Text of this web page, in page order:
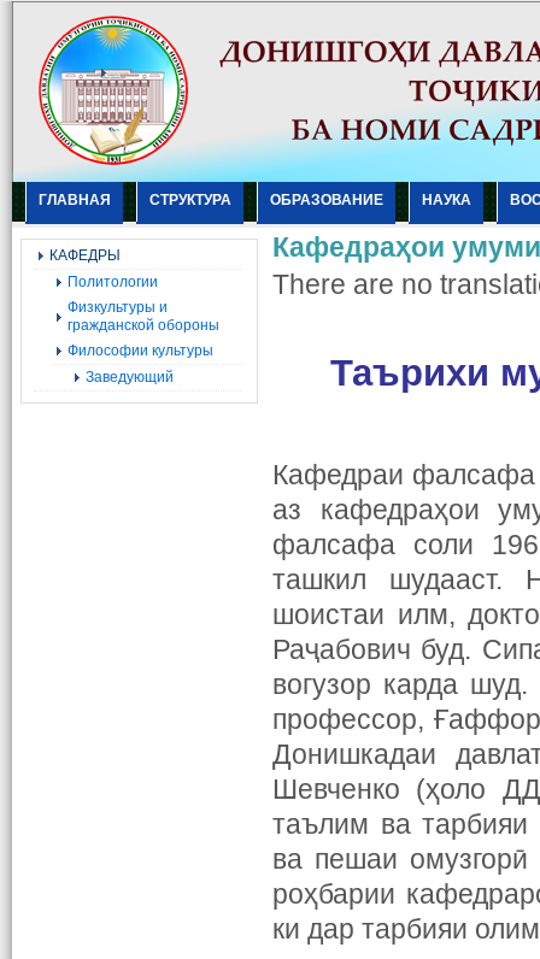
ГЛАВНАЯ СТРУКТУРА ОБРАЗОВАНИЕ НАУКА
КАФЕДРЫ
Политологии
Физкультуры и
гражданской обороны
Философии культуры
Заведующий
Кафедраҳои
There are no
Таърихи
Кафедраи фалсафа
аз кафедраҳои
фалсафа соли
ташкил шудааст.
шоистаи илм,
Раҷабович буд.
вогузор карда
профессор,
Донишкадаи
Шевченко (ҳоло
таълим ва тарбияи
ва пешаи
роҳбарии
ки дар тарбияи